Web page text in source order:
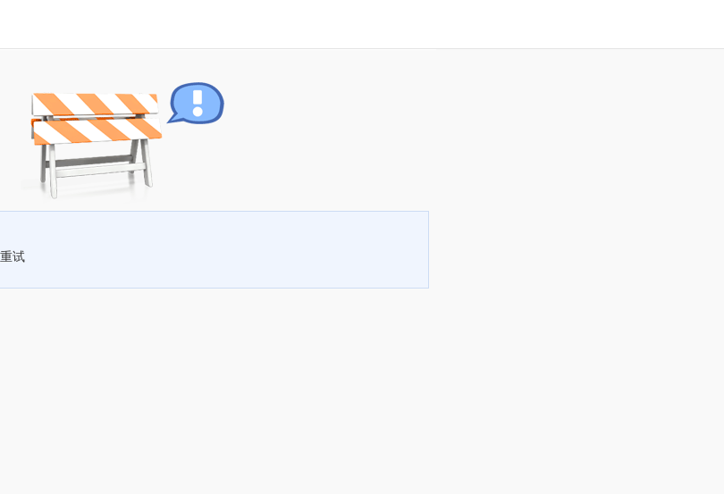
试